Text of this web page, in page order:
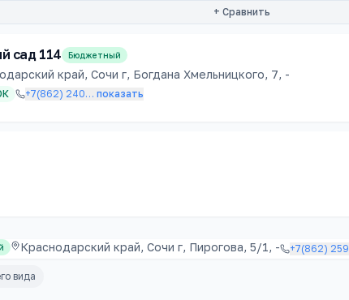
+ Сравнить
сад 114 Бюджетный
край, Сочи г, Богдана Хмельницкого, 7, -
+7(862) 240… показать
Краснодарский край, Сочи г, Пирогова, 5/1, - +7(862) 259
вида